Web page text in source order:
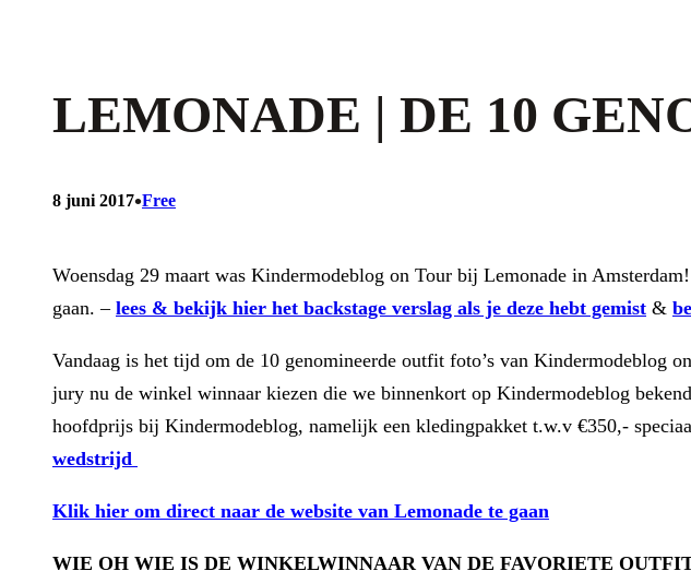
LEMONADE | DE 10
8 juni 2017•Free
Woensdag 29 maart was Kindermodeblog on Tour bij Lemonade in
gaan. – lees & bekijk hier het backstage verslag als je deze hebt gemist &
Vandaag is het tijd om de 10 genomineerde outfit foto’s van Kindermodeblog
jury nu de winkel winnaar kiezen die we binnenkort op Kindermodeblog
hoofdprijs bij Kindermodeblog, namelijk een kledingpakket t.w.v €350,-
wedstrijd
Klik hier om direct naar de website van Lemonade te gaan
WIE OH WIE IS DE WINKELWINNAAR VAN DE FAVORIETE